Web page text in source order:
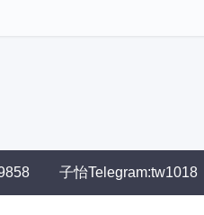
子怡Telegram:tw1018